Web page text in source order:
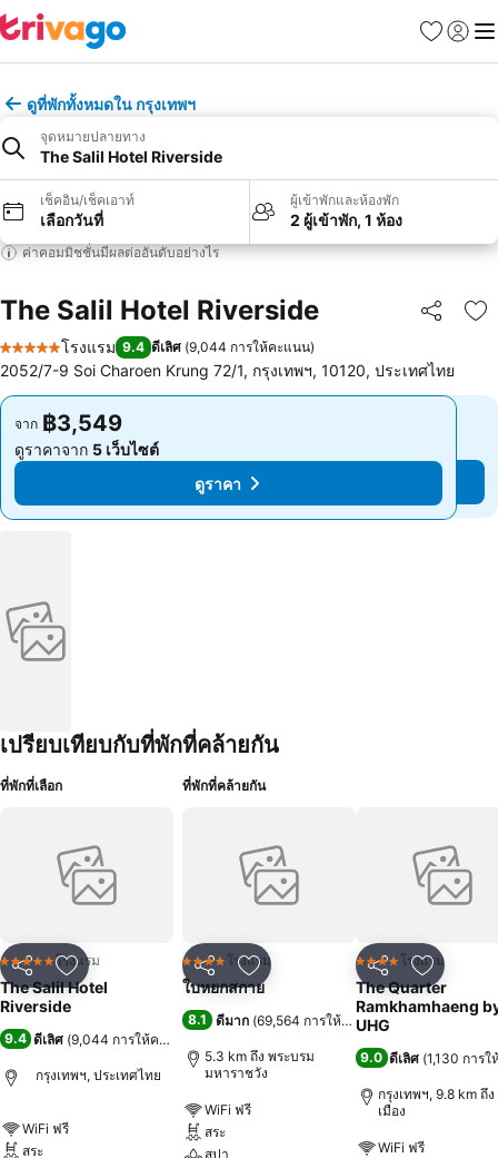
รายการโป
เข้าสู่ร
เมนู
ดูที่พักทั้งหมดใน กรุงเทพฯ
จุดหมายปลายทาง
The Salil Hotel Riverside
เช็คอิน/เช็คเอาท์
เลือกวันที่
ผู้เข้าพักและห้องพัก
2 ผู้เข้าพัก, 1 ห้อง
ค่าคอมมิชชั่นมีผลต่ออันดับอย่างไร
The Salil Hotel Riverside แชร์
เ
5 ดาว
โรงแรม 9.4 ดีเลิศ (9,044 การให้คะแนน)
2052/7-9 Soi Charoen Krung 72/1, กรุงเทพฯ, 10120, ประเทศไทย
จาก ฿3,549
ดูราคาจาก 5 เว็บไซต์
ดูราคา
จาก ฿3,549
ดูราคาจาก 5 เว็บไซต์
ดูราคา
เปรียบเทียบกับที่พักที่คล้ายกัน
ที่พักที่เลือก
แชร์ เพิ่มในรายการโปรด
5 ดาว โรงแรม
The Salil Hotel
Riverside
9.4 ดีเลิศ (9,044 การให้คะแนน
กรุงเทพฯ, ประเทศไทย
WiFi ฟรี
สระ
ที่พักที่คล้ายกัน
แชร์ เพิ่มในรายการโปรด
4 ดาว โรงแรม
ใบหยกสกาย
8.1 ดีมาก (69,564 การให้คะแนน)
5.3 km ถึง พระบรม
มหาราชวัง
WiFi ฟรี
สระ
สปา
แชร์ เพิ่มในรา
4 ดาว โรงแรม
The Quarter
Ramkhamhaeng
UHG
9.0 ดีเลิศ (1,130 การ
กรุงเทพฯ, 9.8 km ถึ
เมือง
WiFi ฟรี